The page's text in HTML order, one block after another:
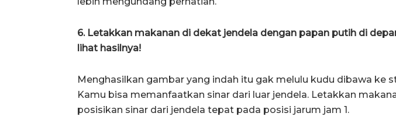
6. Letakkan makanan di dekat jendela dengan papan putih di
lihat hasilnya!
Menghasilkan gambar yang indah itu gak melulu kudu dibawa ke
Kamu bisa memanfaatkan sinar dari luar jendela. Letakkan
posisikan sinar dari jendela tepat pada posisi jarum jam 1.